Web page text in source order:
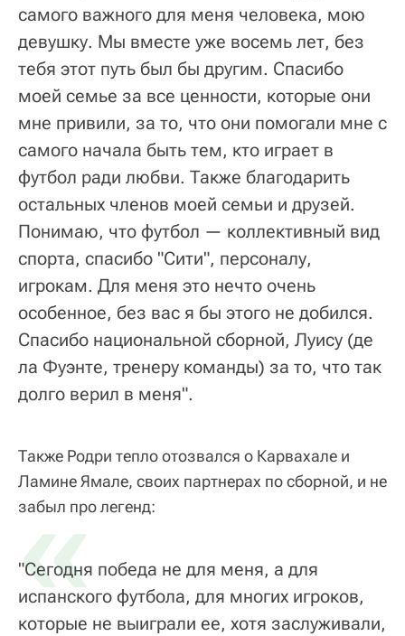
самого важного для меня человека, мою
девушку. Мы вместе уже восемь лет, без
тебя этот путь был бы другим. Спасибо
моей семье за все ценности, которые они
мне привили, за то, что они помогали мне с
самого начала быть тем, кто играет в
футбол ради любви. Также благодарить
остальных членов моей семьи и друзей.
Понимаю, что футбол — коллективный вид
спорта, спасибо "Сити", персоналу,
игрокам. Для меня это нечто очень
особенное, без вас я бы этого не добился.
Спасибо национальной сборной, Луису (де
ла Фуэнте, тренеру команды) за то, что так
долго верил в меня".
Также Родри тепло отозвался о Карвахале и
Ламине Ямале, своих партнерах по сборной, и не
забыл про легенд:
«
"Сегодня победа не для меня, а для
испанского футбола, для многих игроков,
которые не выиграли ее, хотя заслуживали,